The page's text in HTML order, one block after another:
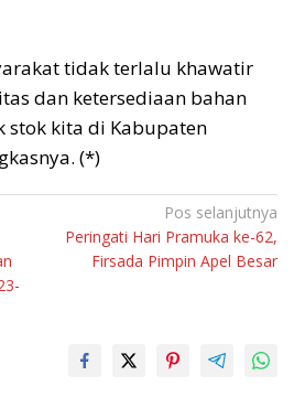
tidak terlalu khawatir
dan ketersediaan bahan
stok kita di Kabupaten
(*)
Pos selanjutnya
Peringati Hari Pramuka ke-62,
Firsada Pimpin Apel Besar